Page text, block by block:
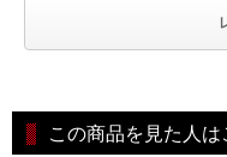
この商品を見た人